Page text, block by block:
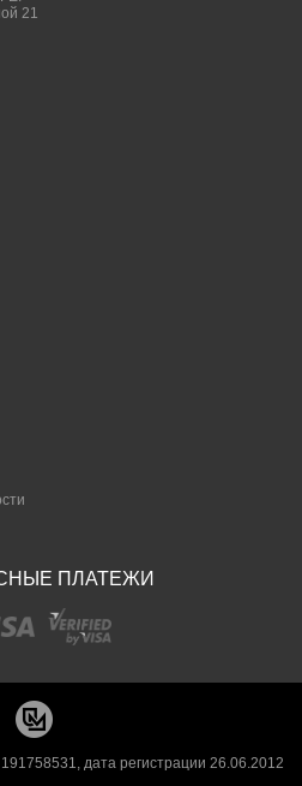
21
ПЛАТЕЖИ
дата регистрации 26.06.2012